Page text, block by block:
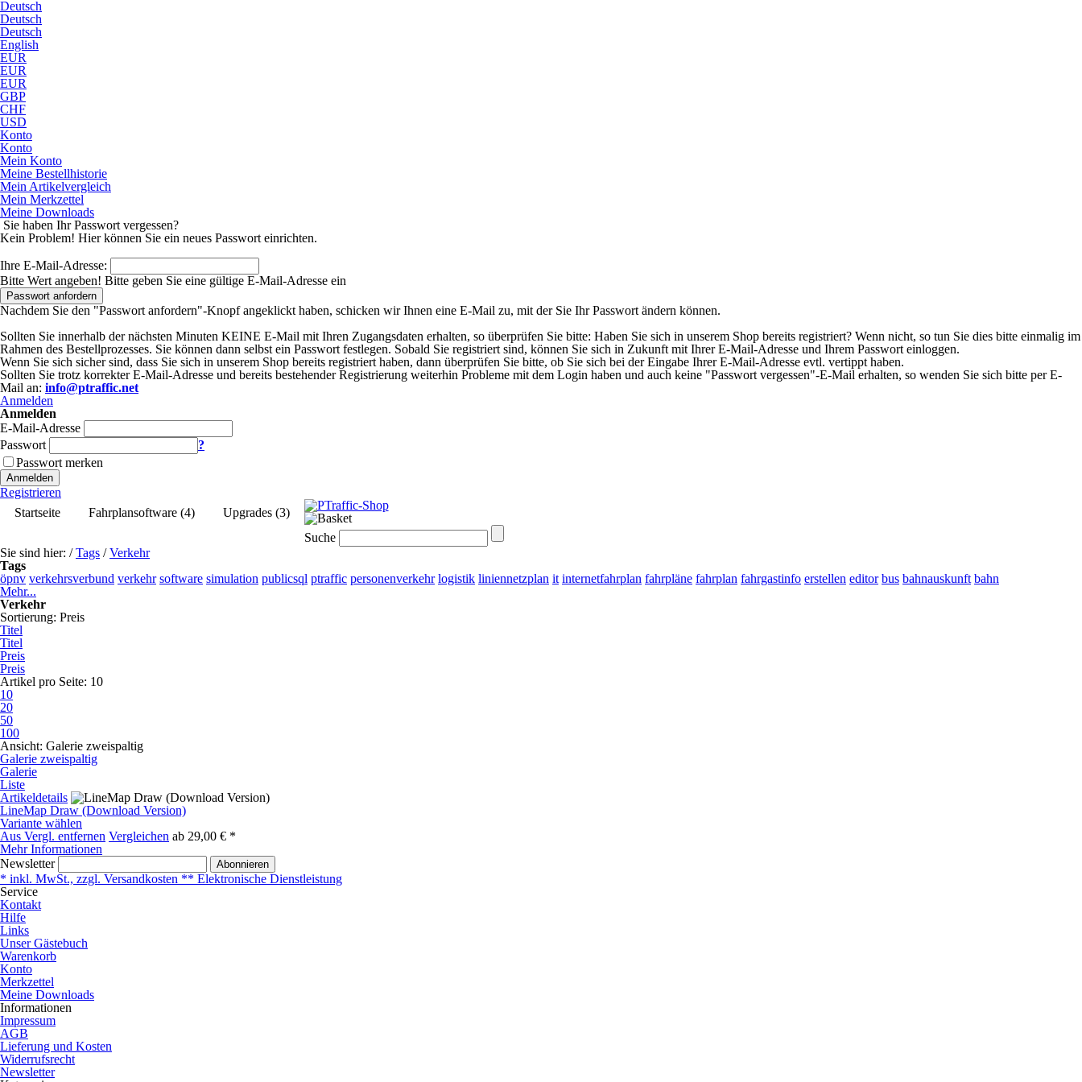
Deutsch
Deutsch
Deutsch
English
EUR
EUR
EUR
GBP
CHF
USD
Konto
Konto
Mein Konto
Meine Bestellhistorie
Mein Artikelvergleich
Mein Merkzettel
Meine Downloads
Sie haben Ihr Passwort vergessen?
Kein Problem! Hier können Sie ein neues Passwort einrichten.
Ihre E-Mail-Adresse:
Bitte Wert angeben! Bitte geben Sie eine gültige E-Mail-Adresse ein
Passwort anfordern
Nachdem Sie den "Passwort anfordern"-Knopf angeklickt haben, schicken wir Ihnen eine E-Mail zu, mit der Sie Ihr Passwort ändern können.
Sollten Sie innerhalb der nächsten Minuten KEINE E-Mail mit Ihren Zugangsdaten erhalten, so überprüfen Sie bitte: Haben Sie sich in unserem Shop bereits registriert? Wenn nicht, so tun Sie dies bitte einmalig im
Rahmen des Bestellprozesses. Sie können dann selbst ein Passwort festlegen. Sobald Sie registriert sind, können Sie sich in Zukunft mit Ihrer E-Mail-Adresse und Ihrem Passwort einloggen.
Wenn Sie sich sicher sind, dass Sie sich in unserem Shop bereits registriert haben, dann überprüfen Sie bitte, ob Sie sich bei der Eingabe Ihrer E-Mail-Adresse evtl. vertippt haben.
Sollten Sie trotz korrekter E-Mail-Adresse und bereits bestehender Registrierung weiterhin Probleme mit dem Login haben und auch keine "Passwort vergessen"-E-Mail erhalten, so wenden Sie sich bitte per E-
Mail an: info@ptraffic.net
Anmelden
Anmelden
E-Mail-Adresse
Passwort
?
Passwort merken
Anmelden
Registrieren
Startseite
Fahrplansoftware (4)
Upgrades (3)
Suche
Sie sind hier: /Tags /Verkehr
Tags
öpnv verkehrsverbund verkehr software simulation publicsql ptraffic personenverkehr logistik liniennetzplan it internetfahrplan fahrpläne fahrplan fahrgastinfo erstellen editor bus bahnauskunft bahn
Mehr...
Verkehr
Sortierung: Preis
Titel
Titel
Preis
Preis
Artikel pro Seite: 10
10
20
50
100
Ansicht: Galerie zweispaltig
Galerie zweispaltig
Galerie
Liste
Artikeldetails
LineMap Draw (Download Version)
Variante wählen
Aus Vergl. entfernen Vergleichen ab 29,00 € *
Mehr Informationen
Newsletter
Abonnieren
* inkl. MwSt., zzgl. Versandkosten ** Elektronische Dienstleistung
Service
Kontakt
Hilfe
Links
Unser Gästebuch
Warenkorb
Konto
Merkzettel
Meine Downloads
Informationen
Impressum
AGB
Lieferung und Kosten
Widerrufsrecht
Newsletter